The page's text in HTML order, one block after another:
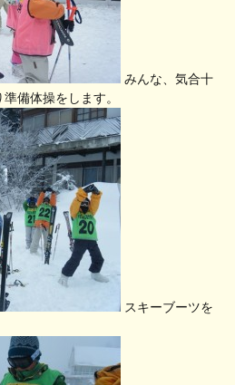
みんな、気合十
備体操をします。
スキーブーツを